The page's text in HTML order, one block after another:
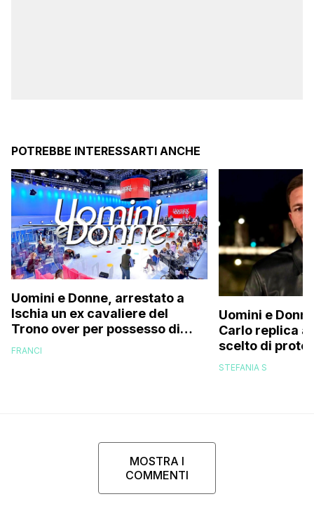
POTREBBE INTERESSARTI ANCHE
Uomini e Donne, arrestato a
Ischia un ex cavaliere del
Trono over per possesso di
documenti falsi e truffa
FRANCI
Uomini e
Carlo replica
scelto di
di mio figlio
STEFANIA S
MOSTRA I
COMMENTI